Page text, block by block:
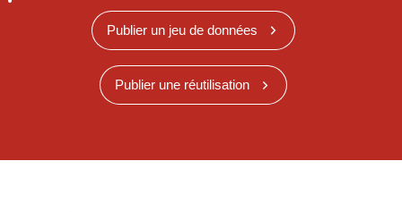
Publier un jeu de données
Publier une réutilisation